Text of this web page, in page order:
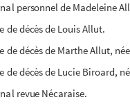
personnel de Madeleine
de décès de Louis Allut.
de décès de Marthe Allut,
de décès de Lucie Biroard,
revue Nécaraise.